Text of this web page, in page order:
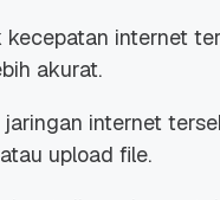
kecepatan internet
akurat.
jaringan internet
atau upload file.